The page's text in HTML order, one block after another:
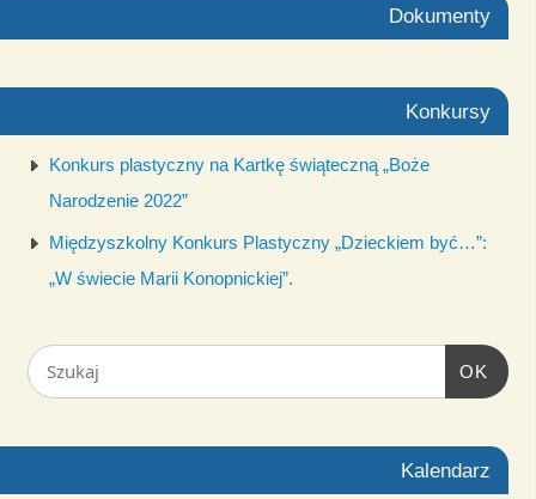
Dokumenty
Konkursy
Konkurs plastyczny na Kartkę świąteczną „Boże
Narodzenie 2022”
Międzyszkolny Konkurs Plastyczny „Dzieckiem być…”:
„W świecie Marii Konopnickiej”.
OK
Kalendarz